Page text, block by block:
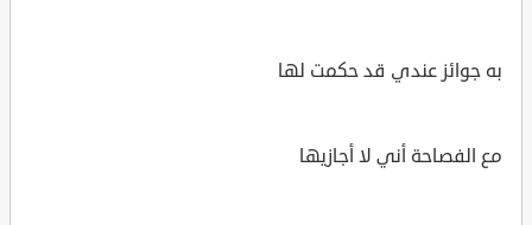
به جوائز عندي قد حكمت لها
مع الفصاحة أني لا أجازيها